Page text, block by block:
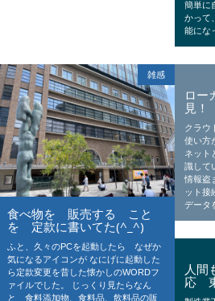
簡単に
かって
能にな
雑感
食べ物を 販売する こと
を 定款に書いてた(^_^)
ふと、久々のPCを起動したら なぜか
気になるアイコンが なにげに起動した
ら定款変更を昔した懐かしのWORDフ
ァイルでした。 じっくり見たらなん
と 食料添加物、食料品、飲料品の販
ロー
見！
クラウ
使い方
ネット
識して
情報盗
ット接
データ
人間
応